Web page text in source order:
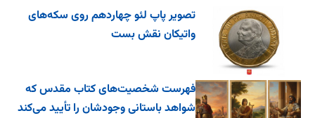
تصویر پاپ لئو چهاردهم روی سکه‌های
واتیکان نقش بست
فهرست شخصیت‌های کتاب مقدس که
شواهد باستانی وجودشان را تأیید می‌کند